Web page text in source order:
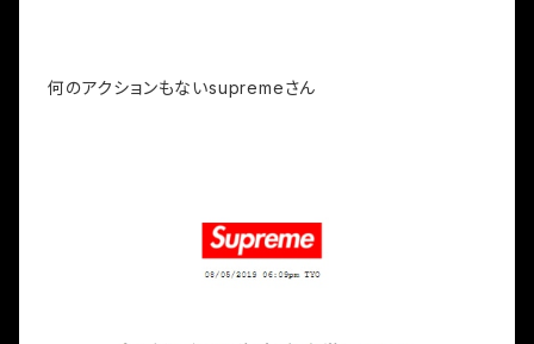
何のアクションもないsupremeさん